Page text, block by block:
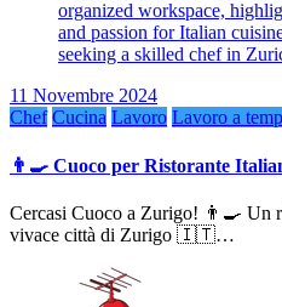
11 Novembre 2024
Chef Cucina Lavoro Lavoro a
👨‍🍳 Cuoco per Ristorante
Cercasi Cuoco a Zurigo! 👨‍🍳 Un
vivace città di Zurigo 🇮🇹…